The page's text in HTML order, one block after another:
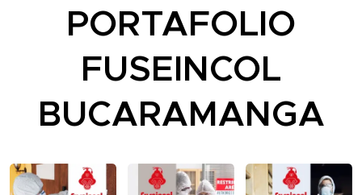
PORTAFOLIO
FUSEINCOL
BUCARAMANGA